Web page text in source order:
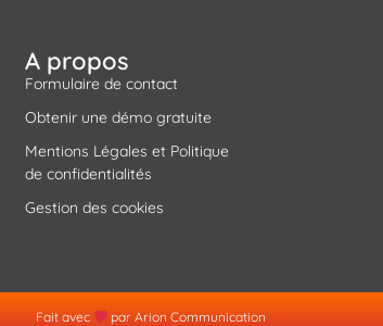
A propos
Formulaire de contact
Obtenir une démo gratuite
Mentions Légales et Politique
de confidentialités
Gestion des cookies
Fait avec par Arion Communication